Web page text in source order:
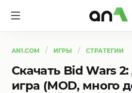
AN1.COM ИГРЫ СТРАТЕГИИ
Скачать Bid Wars
игра (MOD, много